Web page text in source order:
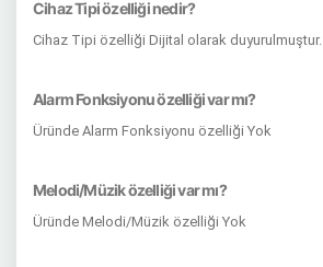
Cihaz Tipi özelliği nedir?
Cihaz Tipi özelliği Dijital olarak duyurulmuştur.
Alarm Fonksiyonu özelliği var mı?
Üründe Alarm Fonksiyonu özelliği Yok
Melodi/Müzik özelliği var mı?
Üründe Melodi/Müzik özelliği Yok